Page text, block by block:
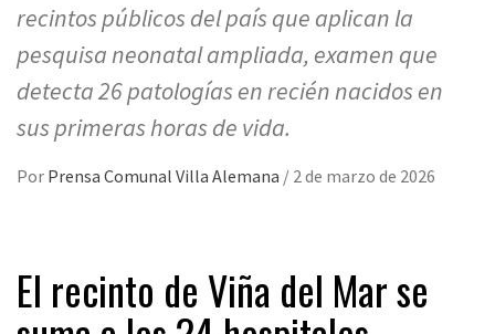
recintos públicos del país que aplican la
pesquisa neonatal ampliada, examen que
detecta 26 patologías en recién nacidos en
sus primeras horas de vida.
Por Prensa Comunal Villa Alemana / 2 de marzo de 2026
El recinto de Viña del Mar se